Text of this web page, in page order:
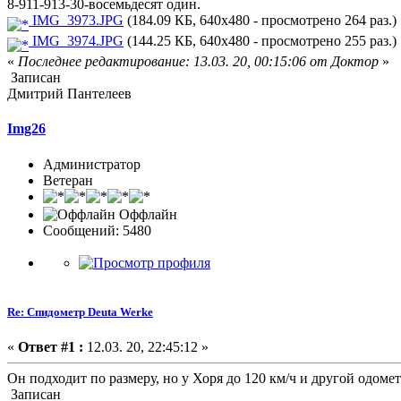
8-911-913-30-восемьдесят один.
IMG_3973.JPG (184.09 КБ, 640x480 - просмотрено 264 раз.)
IMG_3974.JPG (144.25 КБ, 640x480 - просмотрено 255 раз.)
« Последнее редактирование: 13.03. 20, 00:15:06 от Доктор »
Записан
Дмитрий Пантелеев
Img26
Администратор
Ветеран
Оффлайн
Сообщений: 5480
Re: Спидометр Deuta Werke
« Ответ #1 : 12.03. 20, 22:45:12 »
Он подходит по размеру, но у Хоря до 120 км/ч и другой
Записан